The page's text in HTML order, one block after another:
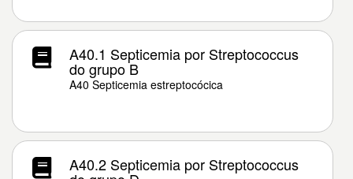
A40.1 Septicemia por Streptococcus
do grupo B
A40 Septicemia estreptocócica
A40.2 Septicemia por Streptococcus